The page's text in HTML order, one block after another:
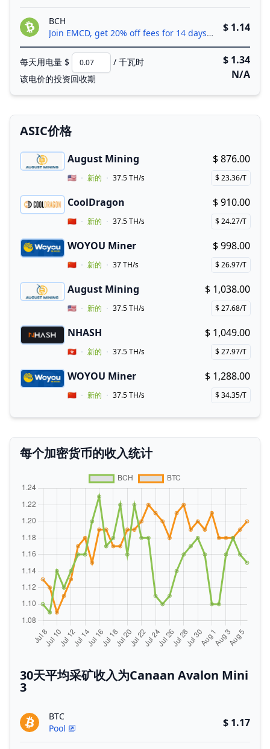
BCH
Join EMCD, get 20% off fees for 14 days!
$ 1.14
每天用电量 $
/ 千瓦时
该电价的投资回收期
$ 1.34
N/A
ASIC价格
August Mining Buy now!
$ 876.00
Price per hash!
$ 23.36/T
Vendor Country
🇺🇸 新的 37.5 TH/s
CoolDragon Buy now!
$ 910.00
Price per hash!
$ 24.27/T
Vendor Country
🇨🇳 新的 37.5 TH/s
WOYOU Miner Buy now!
$ 998.00
Price per hash!
$ 26.97/T
Vendor Country
🇨🇳 新的 37 TH/s
August Mining Buy now!
$ 1,038.00
Price per hash!
$ 27.68/T
Vendor Country
🇺🇸 新的 37.5 TH/s
NHASH Buy now!
$ 1,049.00
Price per hash!
$ 27.97/T
Vendor Country
🇭🇰 新的 37.5 TH/s
WOYOU Miner Buy now!
$ 1,288.00
Price per hash!
$ 34.35/T
Vendor Country
🇨🇳 新的 37.5 TH/s
每个加密货币的收入统计
30天平均采矿收入为Canaan Avalon Mini
3
BTC
Pool
$ 1.17